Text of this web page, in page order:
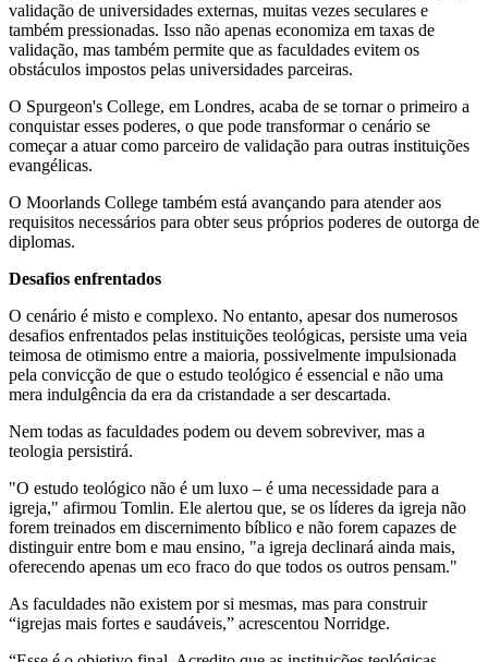
validação de universidades externas, muitas vezes seculares e
também pressionadas. Isso não apenas economiza em taxas de
validação, mas também permite que as faculdades evitem os
obstáculos impostos pelas universidades parceiras.
O Spurgeon's College, em Londres, acaba de se tornar o primeiro a
conquistar esses poderes, o que pode transformar o cenário se
começar a atuar como parceiro de validação para outras instituições
evangélicas.
O Moorlands College também está avançando para atender aos
requisitos necessários para obter seus próprios poderes de outorga de
diplomas.
Desafios enfrentados
O cenário é misto e complexo. No entanto, apesar dos numerosos
desafios enfrentados pelas instituições teológicas, persiste uma veia
teimosa de otimismo entre a maioria, possivelmente impulsionada
pela convicção de que o estudo teológico é essencial e não uma
mera indulgência da era da cristandade a ser descartada.
Nem todas as faculdades podem ou devem sobreviver, mas a
teologia persistirá.
"O estudo teológico não é um luxo – é uma necessidade para a
igreja," afirmou Tomlin. Ele alertou que, se os líderes da igreja não
forem treinados em discernimento bíblico e não forem capazes de
distinguir entre bom e mau ensino, "a igreja declinará ainda mais,
oferecendo apenas um eco fraco do que todos os outros pensam."
As faculdades não existem por si mesmas, mas para construir
“igrejas mais fortes e saudáveis,” acrescentou Norridge.